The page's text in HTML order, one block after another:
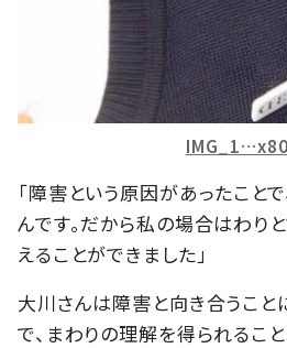
「障害という原因があったこと
んです。だから私の場合はわり
えることができました」
大川さんは障害と向き合うこ
で、まわりの理解を得られるこ